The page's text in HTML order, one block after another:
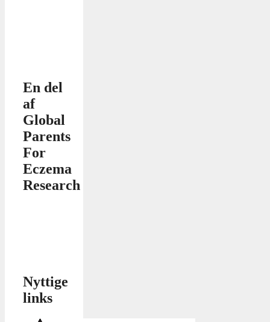
En del
af
Global
Parents
For
Eczema
Research
Nyttige
links